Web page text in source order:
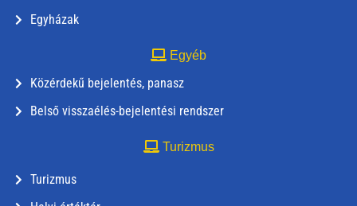
Egyházak
Egyéb
Közérdekű bejelentés, panasz
Belső visszaélés-bejelentési rendszer
Turizmus
Turizmus